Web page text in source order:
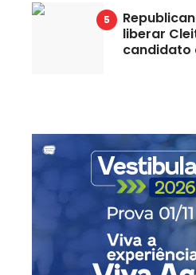
liberar
candidato